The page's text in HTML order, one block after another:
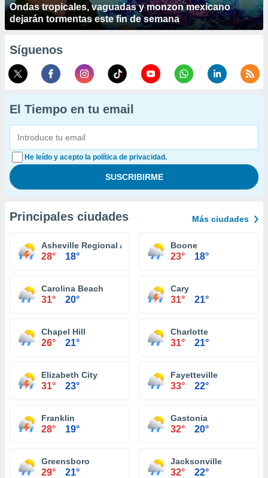
Ondas tropicales, vaguadas y monzon mexicano
dejarán tormentas este fin de semana
Síguenos
El Tiempo en tu email
He leído y acepto la política de privacidad.
Principales ciudades Más ciudades
Asheville Regional Airport
28° 18°
Boone
23° 18°
Carolina Beach
31° 20°
Cary
31° 21°
Chapel Hill
26° 21°
Charlotte
31° 21°
Elizabeth City
31° 23°
Fayetteville
33° 22°
Franklin
28° 19°
Gastonia
32° 20°
Greensboro
29° 21°
Jacksonville
32° 22°